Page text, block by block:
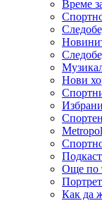
Време
Нови
Още по
Как да